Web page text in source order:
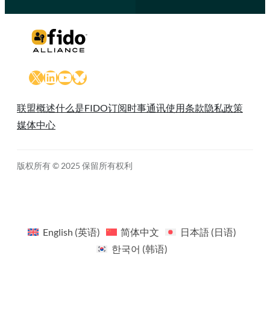
X LinkedIn
YouTube
Bluesky
联盟概述什么是FIDO订阅时事通讯使用条款隐私政策
媒体中心
版权所有 © 2025 保留所有权利
English (英语) 简体中文 日本語(日语)
한국어 (韩语)